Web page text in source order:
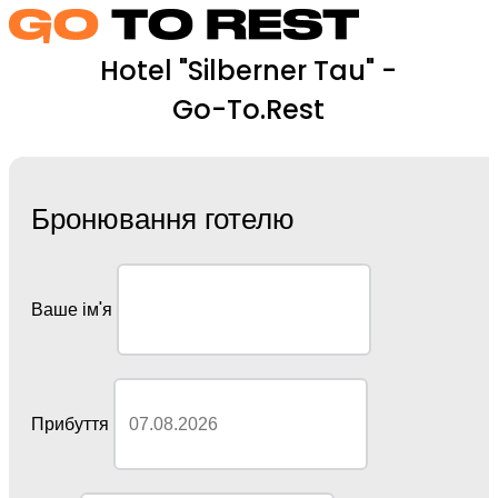
Hotel "Silberner Tau" -
Go-To.Rest
Бронювання готелю
Ваше ім'я
Прибуття